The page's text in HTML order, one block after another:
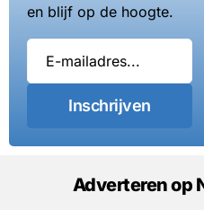
en blijf op de hoogte.
Inschrijven
Adverteren op